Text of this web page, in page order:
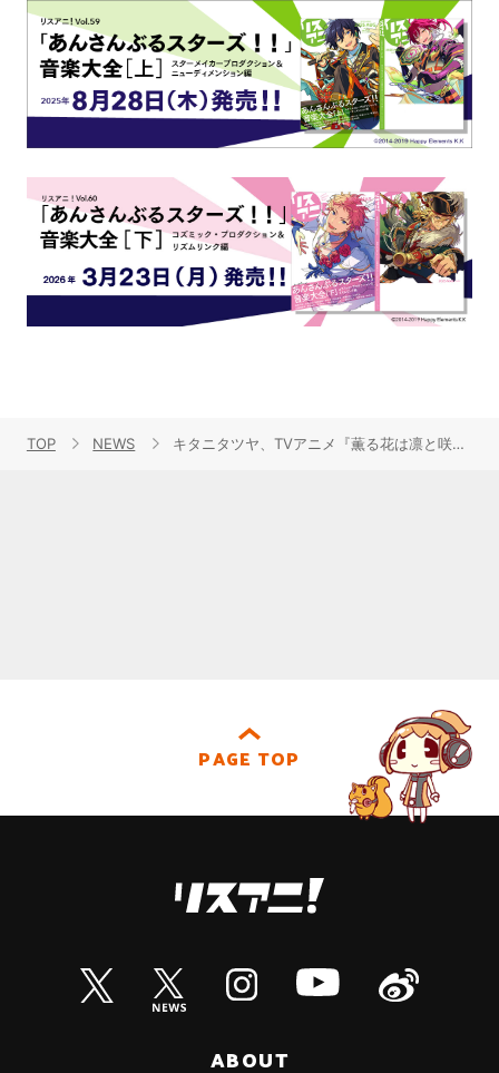
TOP NEWS キタニタツヤ、TVアニメ『薫る花は凛と咲く』OPテーマ「まなざしは光」CDが9月10日発売決定！
PAGE TOP
ABOUT